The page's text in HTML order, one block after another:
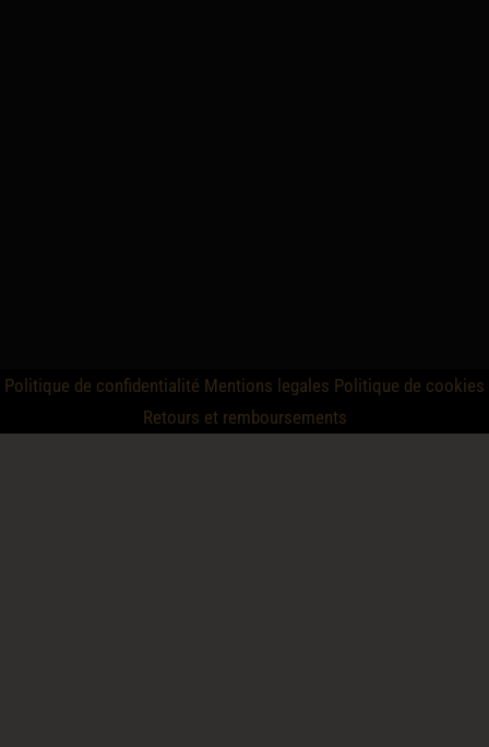
Politique de confidentialité Mentions legales Politique de cookies
Retours et remboursements